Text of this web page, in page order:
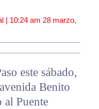
| 10:24 am 28 marzo,
este sábado,
Benito
al Puente